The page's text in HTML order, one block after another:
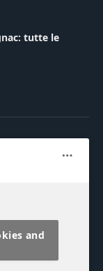
tutte le
and